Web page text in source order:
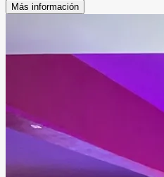
Más información